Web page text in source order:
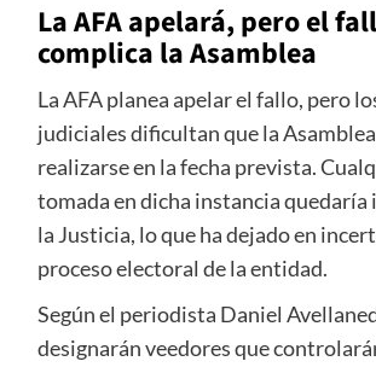
La AFA apelará, pero el
complica la Asamblea
La AFA planea apelar el fallo, pero
judiciales dificultan que la
realizarse en la fecha prevista.
tomada en dicha instancia quedaría
la Justicia, lo que ha dejado en
proceso electoral de la entidad.
Según el periodista Daniel
designarán veedores que